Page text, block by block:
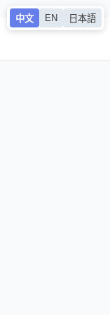
中文 EN 日本語